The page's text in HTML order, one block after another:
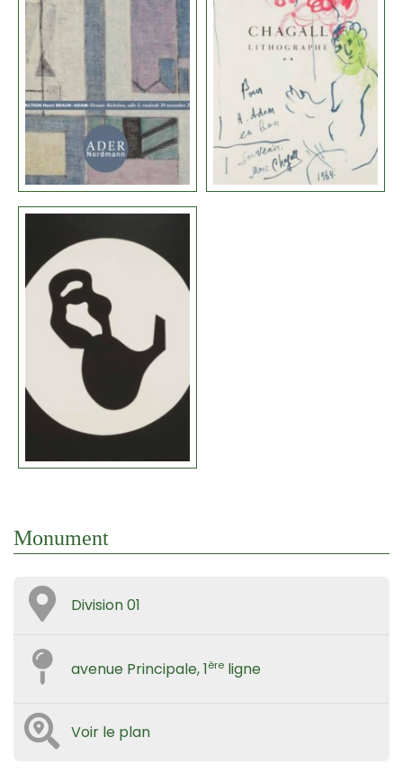
Monument
Division 01
avenue Principale, 1ère ligne
Voir le plan